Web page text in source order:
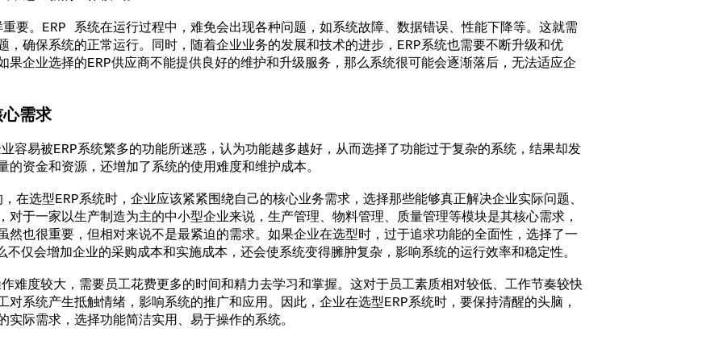
ERP 系统在运行过程中，难免会出现各种问题，如系统故障、数据错误、性能下降等。这就需
，确保系统的正常运行。同时，随着企业业务的发展和技术的进步，ERP系统也需要不断升级和优
果企业选择的ERP供应商不能提供良好的维护和升级服务，那么系统很可能会逐渐落后，无法适应企
需求
被ERP系统繁多的功能所迷惑，认为功能越多越好，从而选择了功能过于复杂的系统，结果却发
资金和资源，还增加了系统的使用难度和维护成本。
型ERP系统时，企业应该紧紧围绕自己的核心业务需求，选择那些能够真正解决企业实际问题、
对于一家以生产制造为主的中小型企业来说，生产管理、物料管理、质量管理等模块是其核心需求，
然也很重要，但相对来说不是最紧迫的需求。如果企业在选型时，过于追求功能的全面性，选择了一
仅会增加企业的采购成本和实施成本，还会使系统变得臃肿复杂，影响系统的运行效率和稳定性。
较大，需要员工花费更多的时间和精力去学习和掌握。这对于员工素质相对较低、工作节奏较快
系统产生抵触情绪，影响系统的推广和应用。因此，企业在选型ERP系统时，要保持清醒的头脑，
际需求，选择功能简洁实用、易于操作的系统。